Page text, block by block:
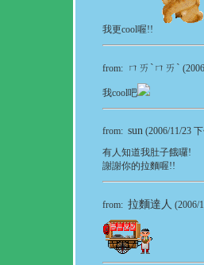
我更cool喔!!
from: ㄇㄞˋㄇㄞˋ
我cool吧
from: sun (2006/11/23
有人知道我肚子餓囉!
謝謝你的拉麵喔!!
from: 拉麵達人 (2006/